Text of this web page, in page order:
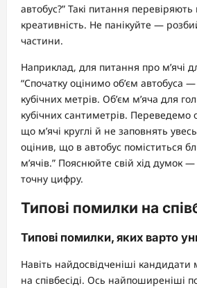
автобус?” Такі питання перевіряють
креативність. Не панікуйте —
частини.
Наприклад, для питання про м’ячі
“Спочатку оцінимо об’єм автобуса
кубічних метрів. Об’єм м’яча для
кубічних сантиметрів. Переведемо
що м’ячі круглі й не заповнять
оцінив, що в автобус поміститься
м’ячів.” Пояснюйте свій хід думок
точну цифру.
Типові помилки на
Типові помилки, яких варто
Навіть найдосвідченіші кандидати
на співбесіді. Ось найпоширеніші